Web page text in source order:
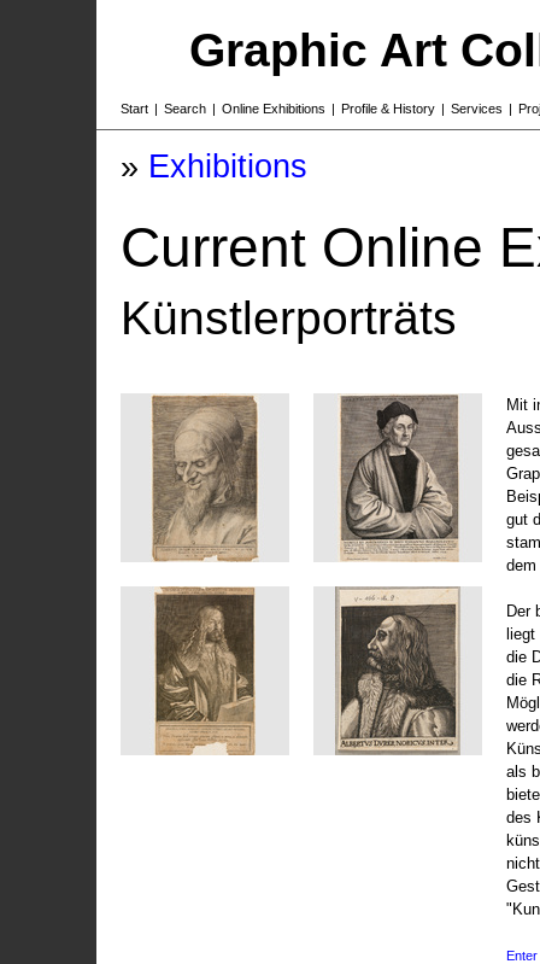
Graphic Art
Start | Search | Online Exhibitions | Profile & History | Services |
» Exhibitions
Current Online
Künstlerporträts
Mit
gut
dem
Der
die
die
als
des
Enter